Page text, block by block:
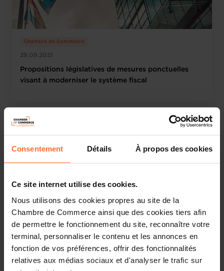
Consentement Détails À propos des cookies
Ce site internet utilise des cookies.
Nous utilisons des cookies propres au site de la
Chambre de Commerce ainsi que des cookies tiers afin
de permettre le fonctionnement du site, reconnaître votre
terminal, personnaliser le contenu et les annonces en
fonction de vos préférences, offrir des fonctionnalités
relatives aux médias sociaux et d'analyser le trafic sur
29.09.2021
Chambre de Commerce
Propositions législatives de mesures ponctuelles
visant à moderniser le système fiscal
10.09.2021
Digital Services Act – Position